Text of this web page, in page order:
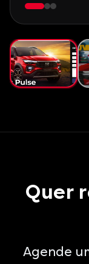
Quer
Agende